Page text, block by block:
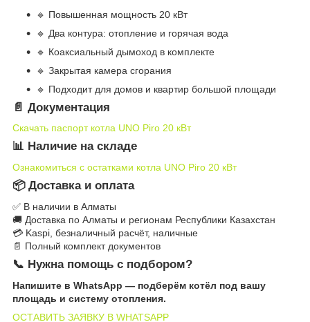
🔹 Повышенная мощность 20 кВт
🔹 Два контура: отопление и горячая вода
🔹 Коаксиальный дымоход в комплекте
🔹 Закрытая камера сгорания
🔹 Подходит для домов и квартир большой площади
📄 Документация
Скачать паспорт котла UNO Piro 20 кВт
📊 Наличие на складе
Ознакомиться с остатками котла UNO Piro 20 кВт
📦 Доставка и оплата
✅ В наличии в Алматы
🚚 Доставка по Алматы и регионам Республики Казахстан
💳 Kaspi, безналичный расчёт, наличные
📄 Полный комплект документов
📞 Нужна помощь с подбором?
Напишите в WhatsApp — подберём котёл под вашу
площадь и систему отопления.
ОСТАВИТЬ ЗАЯВКУ В WHATSAPP